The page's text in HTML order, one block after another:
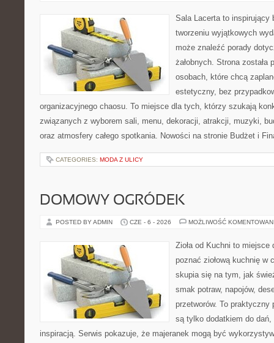
Sala Lacerta to inspirujący
tworzeniu wyjątkowych
może znaleźć porady
żałobnych. Strona została
osobach, które chcą
estetyczny, bez
organizacyjnego chaosu. To miejsce dla tych, którzy szukają
związanych z wyborem sali, menu, dekoracji, atrakcji, muzyki,
oraz atmosfery całego spotkania. Nowości na stronie Budżet i
CATEGORIES: MODA Z ULICY
DOMOWY OGRÓDEK
POSTED BY ADMIN CZE - 6 - 2026 MOŻLIWOŚĆ
Zioła od Kuchni to
poznać ziołową kuchnię w
skupia się na tym, jak
smak potraw, napojów,
przetworów. To praktyczny
są tylko dodatkiem do dań,
inspiracją. Serwis pokazuje, że majeranek mogą być